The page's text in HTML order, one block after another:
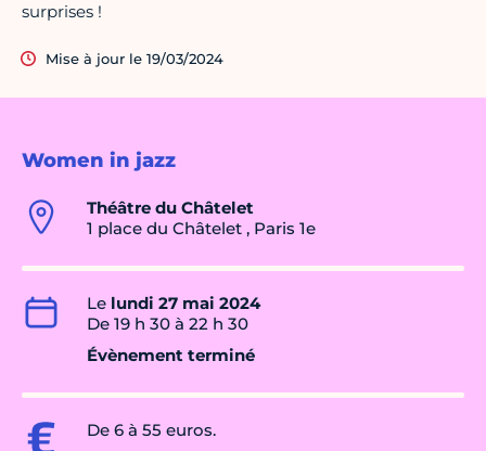
Women in jazz
Théâtre du Châtelet
1 place du Châtelet , Paris 1e
Le lundi 27 mai 2024
De 19 h 30 à 22 h 30
Évènement terminé
De 6 à 55 euros.
surprises !
Mise à jour le 19/03/2024